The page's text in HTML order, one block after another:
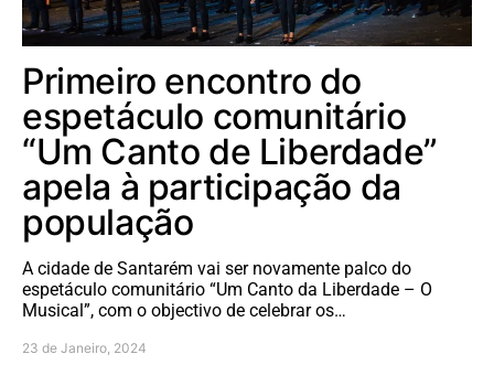
Primeiro encontro do
espetáculo comunitário
“Um Canto de Liberdade”
apela à participação da
população
A cidade de Santarém vai ser novamente palco do
espetáculo comunitário “Um Canto da Liberdade – O
Musical”, com o objectivo de celebrar os…
23 de Janeiro, 2024